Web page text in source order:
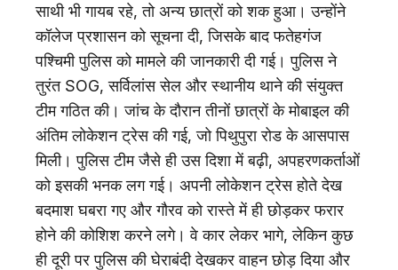
साथी भी गायब रहे, तो अन्य छात्रों को शक हुआ। उन्होंने
कॉलेज प्रशासन को सूचना दी, जिसके बाद फतेहगंज
पश्चिमी पुलिस को मामले की जानकारी दी गई। पुलिस ने
तुरंत SOG, सर्विलांस सेल और स्थानीय थाने की संयुक्त
टीम गठित की। जांच के दौरान तीनों छात्रों के मोबाइल की
अंतिम लोकेशन ट्रेस की गई, जो पिथुपुरा रोड के आसपास
मिली। पुलिस टीम जैसे ही उस दिशा में बढ़ी, अपहरणकर्ताओं
को इसकी भनक लग गई। अपनी लोकेशन ट्रेस होते देख
बदमाश घबरा गए और गौरव को रास्ते में ही छोड़कर फरार
होने की कोशिश करने लगे। वे कार लेकर भागे, लेकिन कुछ
ही दूरी पर पुलिस की घेराबंदी देखकर वाहन छोड़ दिया और